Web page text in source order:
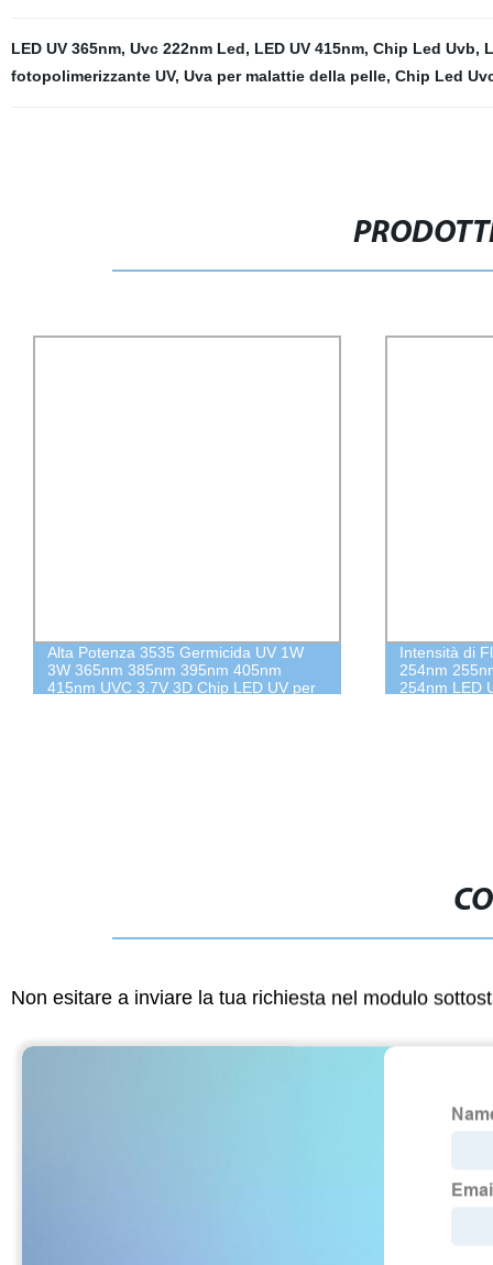
LED UV 365nm, Uvc 222nm Led, LED UV 415nm, Chip Led Uvb,
fotopolimerizzante UV, Uva per malattie della pelle, Chip Led
Alta Potenza 3535 Germicida UV 1W
3W 365nm 385nm 395nm 405nm
415nm UVC 3.7V 3D Chip LED UV per
Intensità di
254nm
254nm LED
Non esitare a inviare la tua richiesta nel modulo